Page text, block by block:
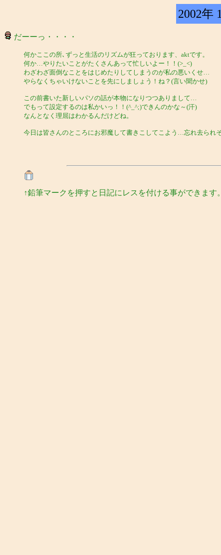
2002年
だーーっ・・・・
何かここの所､ずっと生活のリズムが狂っております、aktです。
何か…やりたいことがたくさんあって忙しいよー！！(>_<)
わざわざ面倒なことをはじめたりしてしまうのが私の悪いくせ…
やらなくちゃいけないことを先にしましょう！ね？(言い聞かせ)
この前書いた新しいパソの話が本物になりつつありまして…
でもって設定するのは私かいっ！！(^_^;)できんのかな～(汗)
なんとなく理屈はわかるんだけどね。
今日は皆さんのところにお邪魔して書きこしてこよう…忘れ去られ
↑鉛筆マークを押すと日記にレスを付ける事ができます